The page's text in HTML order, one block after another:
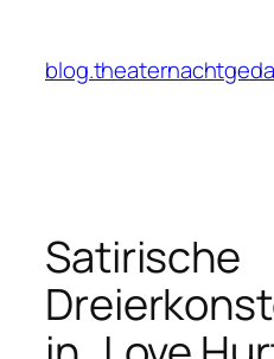
springen
Satirische